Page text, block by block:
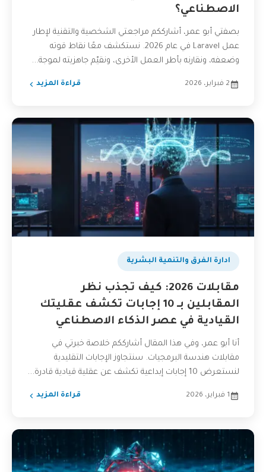
الاصطناعي؟
بصفتي أبو عمر، أشارككم مراجعتي الشخصية والتقنية لإطار
عمل Laravel في عام 2026. نستكشف معًا نقاط قوته
وضعفه، ونقارنه بأطر العمل الأخرى، ونقيّم جاهزيته لموجة...
2 فبراير، 2026 قراءة المزيد
ادارة الفرق والتنمية البشرية
مقابلات 2026: كيف تجذب نظر
المقابلين بـ 10 إجابات تكشف عقليتك
القيادية في عصر الذكاء الاصطناعي
أنا أبو عمر، وفي هذا المقال أشارككم خلاصة خبرتي في
مقابلات هندسة البرمجيات. سنتجاوز الإجابات التقليدية
لنستعرض 10 إجابات إبداعية تكشف عن عقلية قيادية قادرة...
1 فبراير، 2026 قراءة المزيد